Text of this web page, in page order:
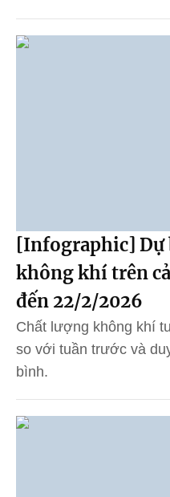
[Infographic] Dự
không khí trên
đến 22/2/2026
Chất lượng không khí
so với tuần trước và
bình.